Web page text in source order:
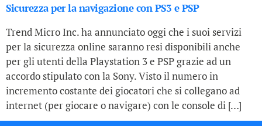
Sicurezza per la navigazione con PS3 e PSP
Trend Micro Inc. ha annunciato oggi che i suoi servizi
per la sicurezza online saranno resi disponibili anche
per gli utenti della Playstation 3 e PSP grazie ad un
accordo stipulato con la Sony. Visto il numero in
incremento costante dei giocatori che si collegano ad
internet (per giocare o navigare) con le console di […]